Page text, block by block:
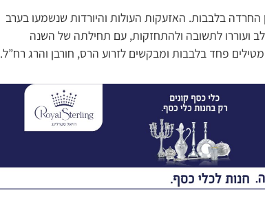
בלבבות. האזעקות העולות והיורדות שנשמעו בערב
ועוררו לתשובה ולהתחזקות, עם תחילתה של השנה
פחד בלבבות ומבקשים לזרוע הרס, חורבן והרג רח”ל.